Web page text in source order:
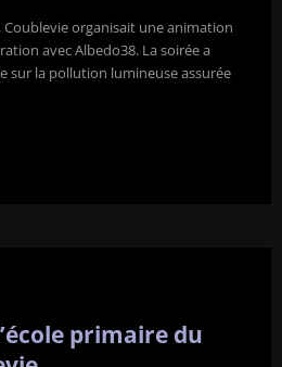
Coublevie organisait une animation
avec Albedo38. La soirée a
sur la pollution lumineuse assurée
primaire du